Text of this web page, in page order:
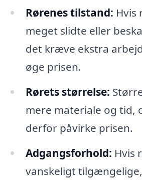
Rørenes tilstand: Hvis
meget slidte eller
det kræve ekstra
øge prisen.
Rørets størrelse:
mere materiale og tid,
derfor påvirke prisen.
Adgangsforhold: Hvis
vanskeligt